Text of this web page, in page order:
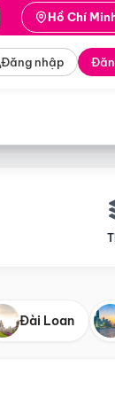
Hồ Chí
Đăng nhập
Đài Loan